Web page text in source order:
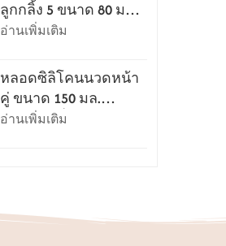
ลูกกลิ้ง 5 ขนาด 80 มล.
และ 100 มล. สำหรับ
อ่านเพิ่มเติม
หลอดซิลิโคนนวดหน้า
คู่ ขนาด 150 มล.
สำหรับเครื่องสำอาง
อ่านเพิ่มเติม